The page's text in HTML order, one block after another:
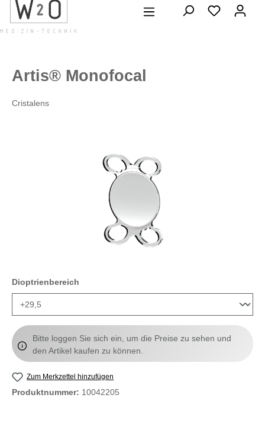
springen
Artis® Monofocal
Cristalens
Dioptrienbereich
Bitte loggen Sie sich ein, um die Preise zu sehen und
den Artikel kaufen zu können.
Zum Merkzettel hinzufügen
Produktnummer: 10042205